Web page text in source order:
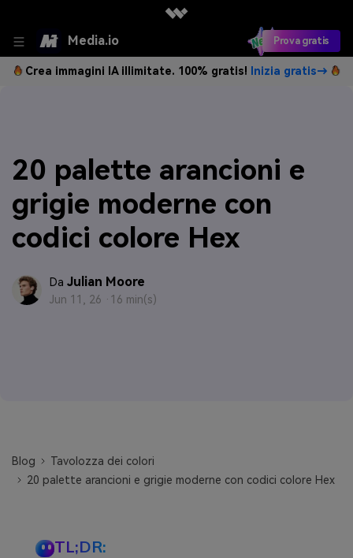
Media.io Prova gratis
Crea immagini IA illimitate. 100% gratis! Inizia gratis→
20 palette arancioni e
grigie moderne con
codici colore Hex
Da Julian Moore
Jun 11, 26 · 16 min(s)
Blog
Tavolozza dei colori
20 palette arancioni e grigie moderne con codici colore Hex
TL;DR: